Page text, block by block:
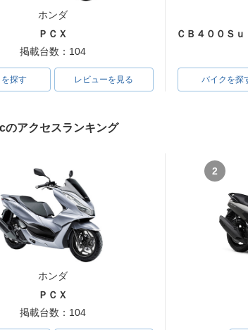
ホンダ
ＰＣＸ
掲載台数：104
探す レビューを見る バイクを探
のアクセスランキング
ホンダ
ＰＣＸ
掲載台数：104
2